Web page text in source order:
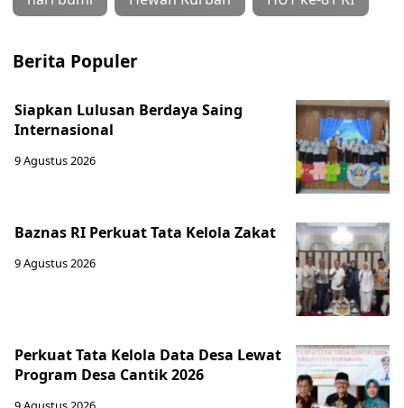
Berita Populer
Siapkan Lulusan Berdaya Saing
Internasional
9 Agustus 2026
Baznas RI Perkuat Tata Kelola Zakat
9 Agustus 2026
Perkuat Tata Kelola Data Desa Lewat
Program Desa Cantik 2026